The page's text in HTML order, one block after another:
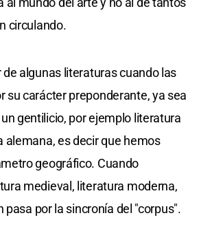
circulando.
de algunas literaturas cuando las
su carácter preponderante, ya sea
gentilicio, por ejemplo literatura
alemana, es decir que hemos
geográfico. Cuando
medieval, literatura moderna,
pasa por la sincronía del "corpus".